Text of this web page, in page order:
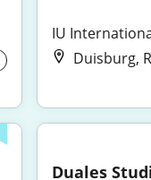
IU
Duisburg,
Duales